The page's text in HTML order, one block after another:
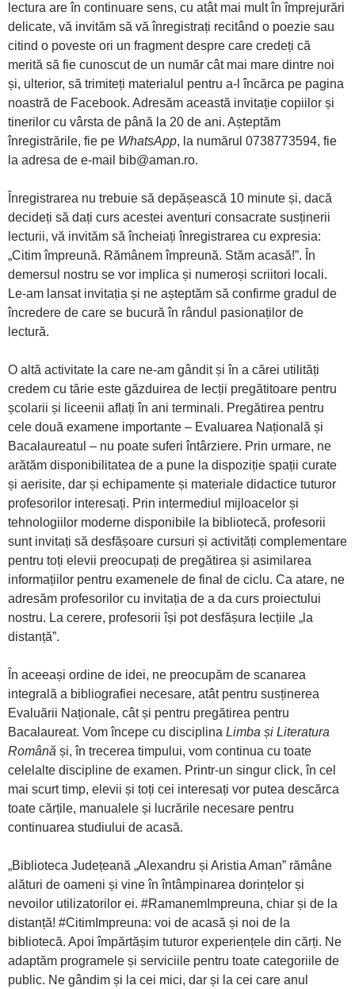
lectura are în continuare sens, cu atât mai mult în împrejurări
delicate, vă invităm să vă înregistrați recitând o poezie sau
citind o poveste ori un fragment despre care credeți că
merită să fie cunoscut de un număr cât mai mare dintre noi
și, ulterior, să trimiteți materialul pentru a-l încărca pe pagina
noastră de Facebook. Adresăm această invitație copiilor și
tinerilor cu vârsta de până la 20 de ani. Așteptăm
înregistrările, fie pe WhatsApp, la numărul 0738773594, fie
la adresa de e-mail bib@aman.ro.
Înregistrarea nu trebuie să depășească 10 minute și, dacă
decideți să dați curs acestei aventuri consacrate susținerii
lecturii, vă invităm să încheiați înregistrarea cu expresia:
„Citim împreună. Rămânem împreună. Stăm acasă!”. În
demersul nostru se vor implica și numeroși scriitori locali.
Le-am lansat invitația și ne așteptăm să confirme gradul de
încredere de care se bucură în rândul pasionaților de
lectură.
O altă activitate la care ne-am gândit și în a cărei utilități
credem cu tărie este găzduirea de lecții pregătitoare pentru
școlarii și liceenii aflați în ani terminali. Pregătirea pentru
cele două examene importante – Evaluarea Națională și
Bacalaureatul – nu poate suferi întârziere. Prin urmare, ne
arătăm disponibilitatea de a pune la dispoziție spații curate
și aerisite, dar și echipamente și materiale didactice tuturor
profesorilor interesați. Prin intermediul mijloacelor și
tehnologiilor moderne disponibile la bibliotecă, profesorii
sunt invitați să desfășoare cursuri și activități complementare
pentru toți elevii preocupați de pregătirea și asimilarea
informațiilor pentru examenele de final de ciclu. Ca atare, ne
adresăm profesorilor cu invitația de a da curs proiectului
nostru. La cerere, profesorii își pot desfășura lecțiile „la
distanță”.
În aceeași ordine de idei, ne preocupăm de scanarea
integrală a bibliografiei necesare, atât pentru susținerea
Evaluării Naționale, cât și pentru pregătirea pentru
Bacalaureat. Vom începe cu disciplina Limba și Literatura
Română și, în trecerea timpului, vom continua cu toate
celelalte discipline de examen. Printr-un singur click, în cel
mai scurt timp, elevii și toți cei interesați vor putea descărca
toate cărțile, manualele și lucrările necesare pentru
continuarea studiului de acasă.
„Biblioteca Județeană „Alexandru și Aristia Aman” rămâne
alături de oameni și vine în întâmpinarea dorințelor și
nevoilor utilizatorilor ei. #RamanemImpreuna, chiar și de la
distanță! #CitimImpreuna: voi de acasă și noi de la
bibliotecă. Apoi împărtășim tuturor experiențele din cărți. Ne
adaptăm programele și serviciile pentru toate categoriile de
public. Ne gândim și la cei mici, dar și la cei care anul